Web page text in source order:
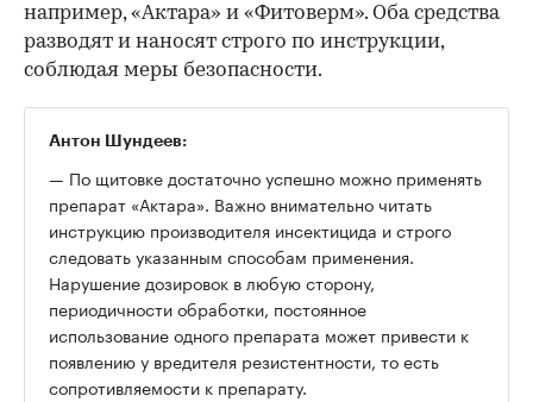
например, «Актара» и «Фитоверм». Оба средства
разводят и наносят строго по инструкции,
соблюдая меры безопасности.
Антон Шундеев:
— По щитовке достаточно успешно можно применять
препарат «Актара». Важно внимательно читать
инструкцию производителя инсектицида и строго
следовать указанным способам применения.
Нарушение дозировок в любую сторону,
периодичности обработки, постоянное
использование одного препарата может привести к
появлению у вредителя резистентности, то есть
сопротивляемости к препарату.